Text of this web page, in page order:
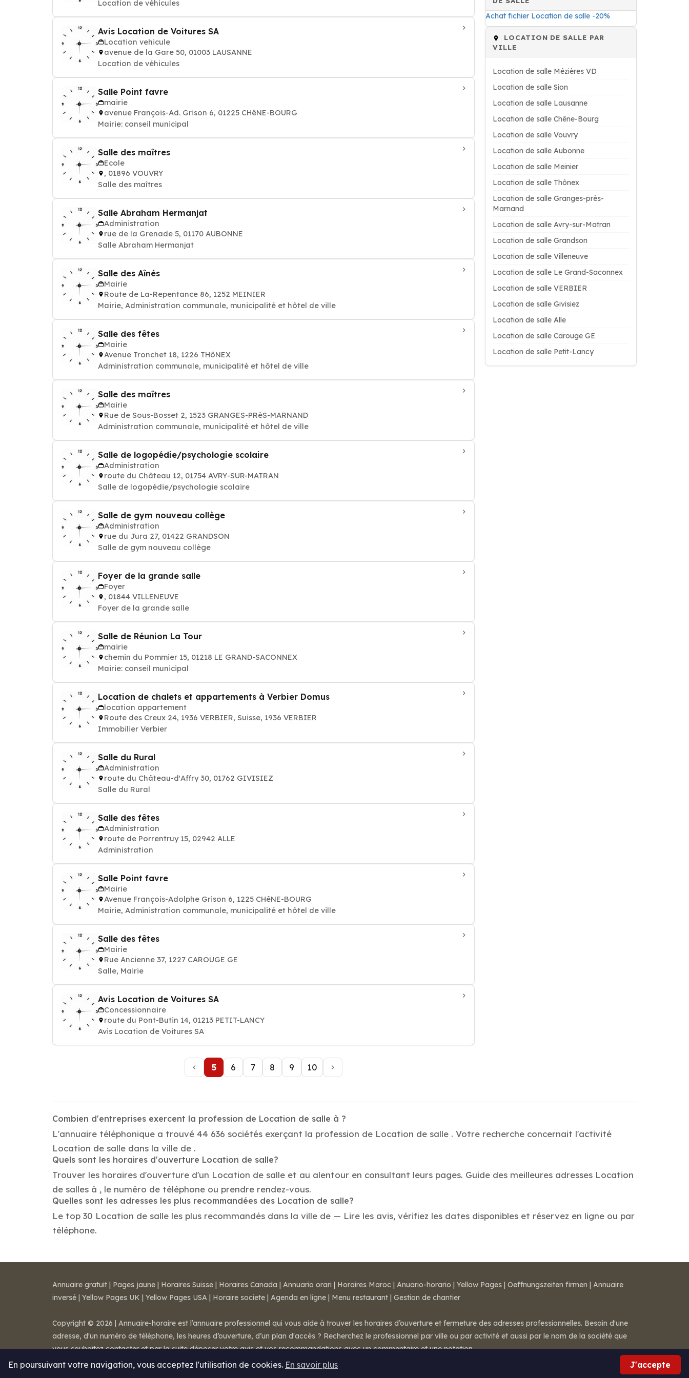
Location de véhicules
Avis Location de Voitures SA
Location vehicule
avenue de la Gare 50, 01003 LAUSANNE
Location de véhicules
Salle Point favre
mairie
avenue François-Ad. Grison 6, 01225 CHêNE-BOURG
Mairie: conseil municipal
Salle des maîtres
Ecole
, 01896 VOUVRY
Salle des maîtres
Salle Abraham Hermanjat
Administration
rue de la Grenade 5, 01170 AUBONNE
Salle Abraham Hermanjat
Salle des Aînés
Mairie
Route de La-Repentance 86, 1252 MEINIER
Mairie, Administration communale, municipalité et hôtel de ville
Salle des fêtes
Mairie
Avenue Tronchet 18, 1226 THôNEX
Administration communale, municipalité et hôtel de ville
Salle des maîtres
Mairie
Rue de Sous-Bosset 2, 1523 GRANGES-PRèS-MARNAND
Administration communale, municipalité et hôtel de ville
Salle de logopédie/psychologie scolaire
Administration
route du Château 12, 01754 AVRY-SUR-MATRAN
Salle de logopédie/psychologie scolaire
Salle de gym nouveau collège
Administration
rue du Jura 27, 01422 GRANDSON
Salle de gym nouveau collège
Foyer de la grande salle
Foyer
, 01844 VILLENEUVE
Foyer de la grande salle
Salle de Réunion La Tour
mairie
chemin du Pommier 15, 01218 LE GRAND-SACONNEX
Mairie: conseil municipal
Location de chalets et appartements à Verbier Domus
location appartement
Route des Creux 24, 1936 VERBIER, Suisse, 1936 VERBIER
Immobilier Verbier
Salle du Rural
Administration
route du Château-d'Affry 30, 01762 GIVISIEZ
Salle du Rural
Salle des fêtes
Administration
route de Porrentruy 15, 02942 ALLE
Administration
Salle Point favre
Mairie
Avenue François-Adolphe Grison 6, 1225 CHêNE-BOURG
Mairie, Administration communale, municipalité et hôtel de ville
Salle des fêtes
Mairie
Rue Ancienne 37, 1227 CAROUGE GE
Salle, Mairie
Avis Location de Voitures SA
Concessionnaire
route du Pont-Butin 14, 01213 PETIT-LANCY
Avis Location de Voitures SA
5 6 7 8 9 10
Achat fichier Location de salle -20%
LOCATION DE SALLE PAR
VILLE
Location de salle Mézières VD
Location de salle Sion
Location de salle Lausanne
Location de salle Chêne-Bourg
Location de salle Vouvry
Location de salle Aubonne
Location de salle Meinier
Location de salle Thônex
Location de salle Granges-près-
Marnand
Location de salle Avry-sur-Matran
Location de salle Grandson
Location de salle Villeneuve
Location de salle Le Grand-Saconnex
Location de salle VERBIER
Location de salle Givisiez
Location de salle Alle
Location de salle Carouge GE
Location de salle Petit-Lancy
Combien d'entreprises exercent la profession de Location de salle à ?
L'annuaire téléphonique a trouvé 44 636 sociétés exerçant la profession de Location de salle . Votre recherche concernait l'activité
Location de salle dans la ville de .
Quels sont les horaires d'ouverture Location de salle?
Trouver les horaires d'ouverture d'un Location de salle et au alentour en consultant leurs pages. Guide des meilleures adresses Location
de salles à , le numéro de téléphone ou prendre rendez-vous.
Quelles sont les adresses les plus recommandées des Location de salle?
Le top 30 Location de salle les plus recommandés dans la ville de — Lire les avis, vérifiez les dates disponibles et réservez en ligne ou par
téléphone.
En poursuivant votre navigation, vous acceptez l'utilisation de cookies. En savoir plus J'accepte
Annuaire gratuit | Pages jaune | Horaires Suisse | Horaires Canada | Annuario orari | Horaires Maroc | Anuario-horario | Yellow Pages | Oeffnungszeiten firmen | Annuaire
inversé | Yellow Pages UK | Yellow Pages USA | Horaire societe | Agenda en ligne | Menu restaurant | Gestion de chantier
Copyright © 2026 | Annuaire-horaire est l’annuaire professionnel qui vous aide à trouver les horaires d’ouverture et fermeture des adresses professionnelles. Besoin d'une
adresse, d'un numéro de téléphone, les heures d’ouverture, d’un plan d'accès ? Recherchez le professionnel par ville ou par activité et aussi par le nom de la société que
vous souhaitez contacter et par la suite déposer votre avis et vos recommandations avec un commentaire et une notation.
Mentions légales-Conditions de ventes- Contact